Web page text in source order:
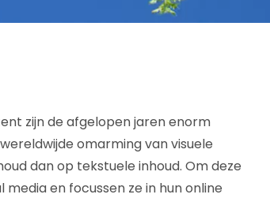
zijn de afgelopen jaren enorm
omarming van visuele
dan op tekstuele inhoud. Om deze
en focussen ze in hun online